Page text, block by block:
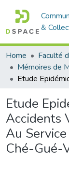
&
Home
Faculté
Etude
Accidents
Au Service
Ché-Gué-